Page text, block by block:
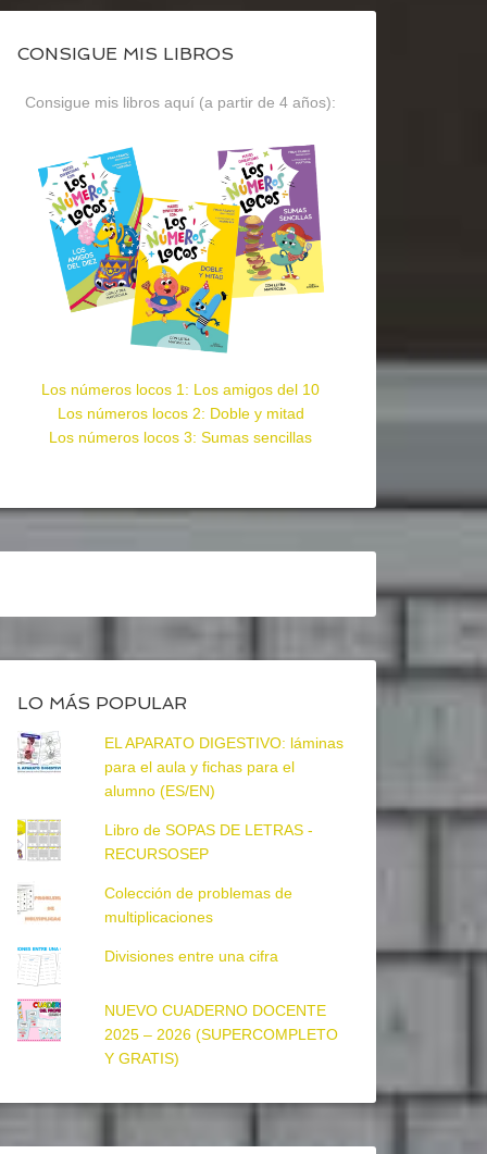
CONSIGUE MIS LIBROS
Consigue mis libros aquí (a partir de 4 años):
Los números locos 1: Los amigos del 10
Los números locos 2: Doble y mitad
Los números locos 3: Sumas sencillas
LO MÁS POPULAR
EL APARATO DIGESTIVO: láminas
para el aula y fichas para el
alumno (ES/EN)
Libro de SOPAS DE LETRAS -
RECURSOSEP
Colección de problemas de
multiplicaciones
Divisiones entre una cifra
NUEVO CUADERNO DOCENTE
2025 – 2026 (SUPERCOMPLETO
Y GRATIS)